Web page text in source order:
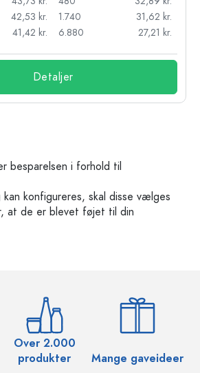
42,53 kr.
41,42 kr.
1.740
31,62 kr.
6.880
27,21 kr.
Detaljer
besparelsen i forhold til
kan konfigureres, skal disse vælges
at de er blevet føjet til din
Over 2.000
produkter
Mange gaveideer